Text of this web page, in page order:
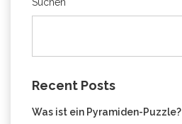
Recent Posts
Was ist ein Pyramiden-Puzzle?